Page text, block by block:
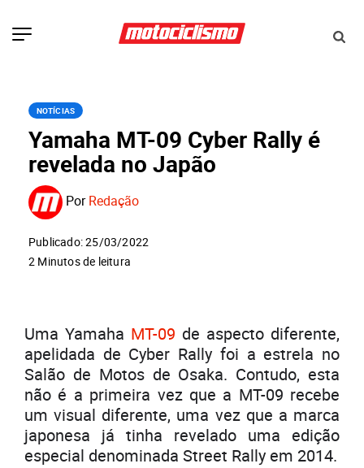
NOTÍCIAS
Yamaha MT-09 Cyber Rally é
revelada no Japão
PorRedação
Publicado: 25/03/2022
2 Minutos de leitura
Uma Yamaha MT-09 de aspecto diferente,
apelidada de Cyber Rally foi a estrela no
Salão de Motos de Osaka. Contudo, esta
não é a primeira vez que a MT-09 recebe
um visual diferente, uma vez que a marca
japonesa já tinha revelado uma edição
especial denominada Street Rally em 2014.